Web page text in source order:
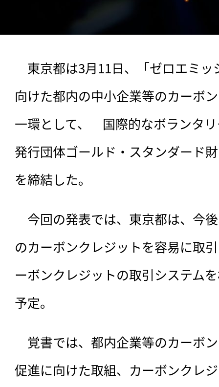
東京都は3月11日、「ゼロエミッ
向けた都内の中小企業等のカーボ
一環として、　国際的なボランタ
発行団体ゴールド・スタンダード
を締結した。
今回の発表では、東京都は、今
のカーボンクレジットを容易に取
ーボンクレジットの取引システム
予定。
覚書では、都内企業等のカーボ
促進に向けた取組、カーボンクレ